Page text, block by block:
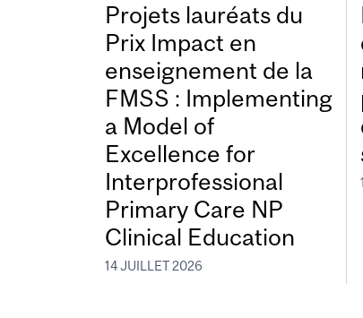
Projets lauréats du
Prix Impact en
enseignement de la
FMSS : Implementing
a Model of
Excellence for
Interprofessional
Primary Care NP
Clinical Education
14 JUILLET 2026